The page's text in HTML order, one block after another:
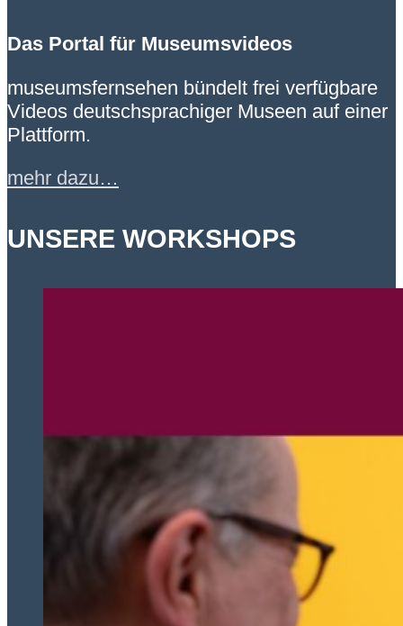
Das Portal für Museumsvideos
museumsfernsehen bündelt frei verfügbare
Videos deutschsprachiger Museen auf einer
Plattform.
mehr dazu…
UNSERE WORKSHOPS